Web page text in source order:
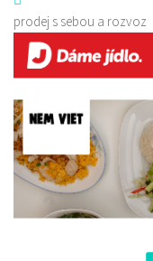
prodej s sebou a rozvoz